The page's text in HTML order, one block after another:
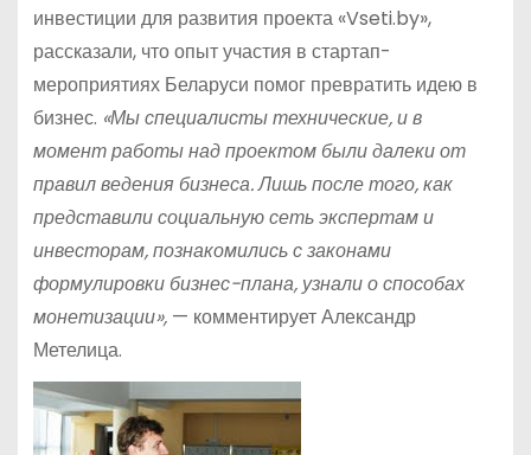
инвестиции для развития проекта «Vseti.by»,
рассказали, что опыт участия в стартап-
мероприятиях Беларуси помог превратить идею в
бизнес. «Мы специалисты технические, и в
момент работы над проектом были далеки от
правил ведения бизнеса. Лишь после того, как
представили социальную сеть экспертам и
инвесторам, познакомились с законами
формулировки бизнес-плана, узнали о способах
монетизации»,— комментирует Александр
Метелица.